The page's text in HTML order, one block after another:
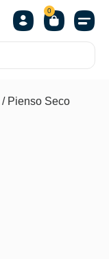
0
/ Pienso Seco